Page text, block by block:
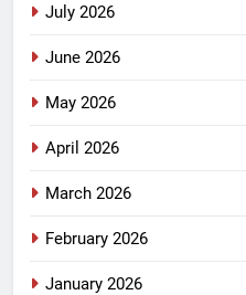
July 2026
June 2026
May 2026
April 2026
March 2026
February 2026
January 2026